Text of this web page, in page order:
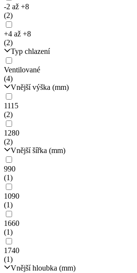
-2 až +8
(2)
+4 až +8
(2)
Typ chlazení
Ventilované
(4)
Vnější výška (mm)
1115
(2)
1280
(2)
Vnější šířka (mm)
990
(1)
1090
(1)
1660
(1)
1740
(1)
Vnější hloubka (mm)